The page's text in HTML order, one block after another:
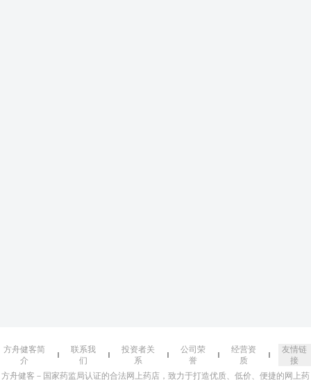
方舟健客简
介
联系我
们
投资者关
系
公司荣
誉
经营资
质
友情链
接
方舟健客－国家药监局认证的合法网上药店，致力于打造优质、低价、便捷的网上药